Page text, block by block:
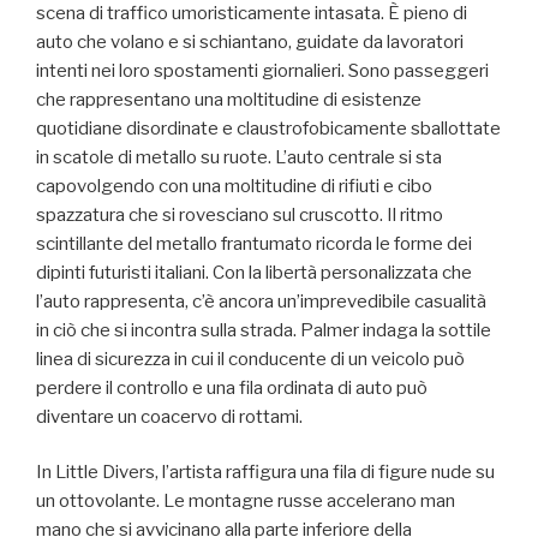
scena di traffico umoristicamente intasata. È pieno di
auto che volano e si schiantano, guidate da lavoratori
intenti nei loro spostamenti giornalieri. Sono passeggeri
che rappresentano una moltitudine di esistenze
quotidiane disordinate e claustrofobicamente sballottate
in scatole di metallo su ruote. L’auto centrale si sta
capovolgendo con una moltitudine di rifiuti e cibo
spazzatura che si rovesciano sul cruscotto. Il ritmo
scintillante del metallo frantumato ricorda le forme dei
dipinti futuristi italiani. Con la libertà personalizzata che
l’auto rappresenta, c’è ancora un’imprevedibile casualità
in ciò che si incontra sulla strada. Palmer indaga la sottile
linea di sicurezza in cui il conducente di un veicolo può
perdere il controllo e una fila ordinata di auto può
diventare un coacervo di rottami.
In Little Divers, l’artista raffigura una fila di figure nude su
un ottovolante. Le montagne russe accelerano man
mano che si avvicinano alla parte inferiore della